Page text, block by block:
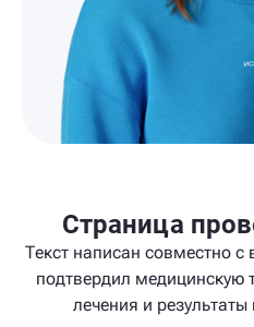
Страница
Текст написан совместно
подтвердил медицинскую
лечения и